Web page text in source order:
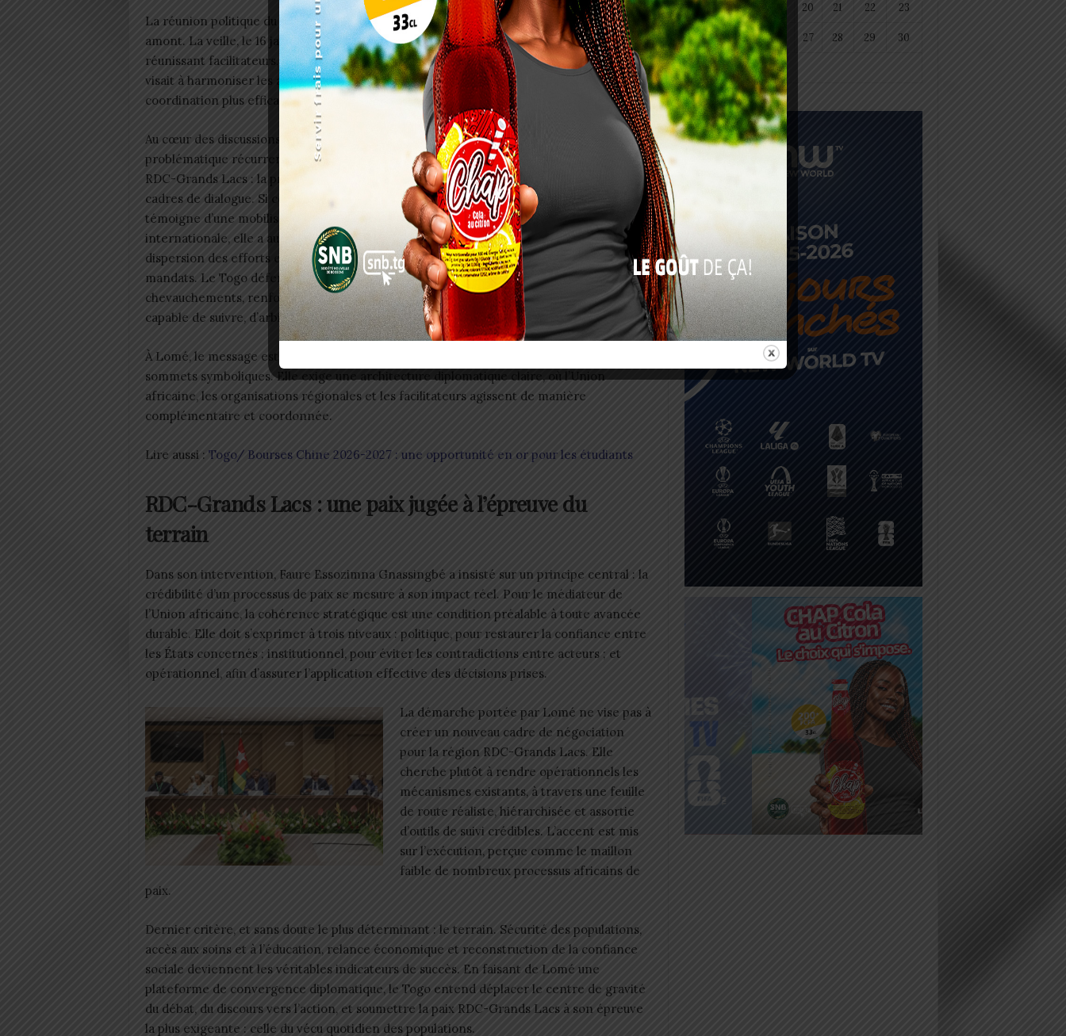
La réunion politique du 17 janvier est l’aboutissement d’une séquence préparée en
amont. La veille, le 16 janvier, la capitale togolaise a accueilli des travaux techniques
réunissant facilitateurs, experts et acteurs clés du processus. Cette phase préparatoire
visait à harmoniser les approches, clarifier les priorités et poser les bases d’une
coordination plus efficace entre les différents niveaux d’intervention.
Au cœur des discussions figure une
problématique récurrente dans la crise
RDC-Grands Lacs : la prolifération des
cadres de dialogue. Si cette diversité
témoigne d’une mobilisation régionale et
internationale, elle a aussi favorisé la
dispersion des efforts et la concurrence des
mandats. Le Togo défend ainsi une approche fondée sur la rationalisation : réduire les
chevauchements, renforcer la lisibilité des rôles et instaurer une chaîne de décision
capable de suivre, d’arbitrer et d’agir.
À Lomé, le message est sans équivoque : la paix ne peut émerger d’une succession de
sommets symboliques. Elle exige une architecture diplomatique claire, où l’Union
africaine, les organisations régionales et les facilitateurs agissent de manière
complémentaire et coordonnée.
Lire aussi : Togo/ Bourses Chine 2026-2027 : une opportunité en or pour les étudiants
RDC-Grands Lacs : une paix jugée à l’épreuve du
terrain
Dans son intervention, Faure Essozimna Gnassingbé a insisté sur un principe central : la
crédibilité d’un processus de paix se mesure à son impact réel. Pour le médiateur de
l’Union africaine, la cohérence stratégique est une condition préalable à toute avancée
durable. Elle doit s’exprimer à trois niveaux : politique, pour restaurer la confiance entre
les États concernés ; institutionnel, pour éviter les contradictions entre acteurs ; et
opérationnel, afin d’assurer l’application effective des décisions prises.
La démarche portée par Lomé ne vise pas à
créer un nouveau cadre de négociation
pour la région RDC-Grands Lacs. Elle
cherche plutôt à rendre opérationnels les
mécanismes existants, à travers une feuille
de route réaliste, hiérarchisée et assortie
d’outils de suivi crédibles. L’accent est mis
sur l’exécution, perçue comme le maillon
faible de nombreux processus africains de
paix.
Dernier critère, et sans doute le plus déterminant : le terrain. Sécurité des populations,
accès aux soins et à l’éducation, relance économique et reconstruction de la confiance
sociale deviennent les véritables indicateurs de succès. En faisant de Lomé une
plateforme de convergence diplomatique, le Togo entend déplacer le centre de gravité
du débat, du discours vers l’action, et soumettre la paix RDC-Grands Lacs à son épreuve
la plus exigeante : celle du vécu quotidien des populations.
17 18 20 21 22 23
24 25 26 27 28 29 30
31
« Juil